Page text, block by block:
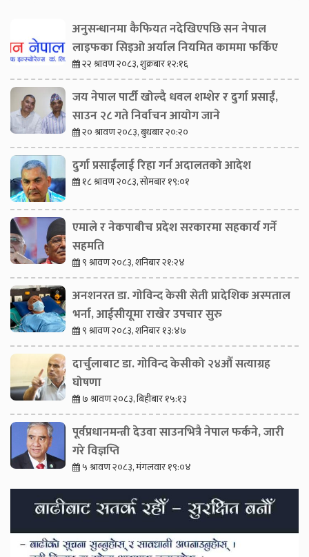
अनुसन्धानमा कैफियत नदेखिएपछि सन नेपाल
लाइफका सिइओ अर्याल नियमित काममा फर्किए
२२ श्रावण २०८३, शुक्रबार १२:१६
जय नेपाल पार्टी खोल्दै धवल शम्शेर र दुर्गा प्रसाईं,
साउन २८ गते निर्वाचन आयोग जाने
२० श्रावण २०८३, बुधबार २०:२०
दुर्गा प्रसाईंलाई रिहा गर्न अदालतको आदेश
१८ श्रावण २०८३, सोमबार १९:०१
एमाले र नेकपाबीच प्रदेश सरकारमा सहकार्य गर्ने
सहमति
९ श्रावण २०८३, शनिबार २१:२४
अनशनरत डा. गोविन्द केसी सेती प्रादेशिक अस्पताल
भर्ना, आईसीयूमा राखेर उपचार सुरु
९ श्रावण २०८३, शनिबार १३:४७
दार्चुलाबाट डा. गोविन्द केसीको २४औँ सत्याग्रह
घोषणा
७ श्रावण २०८३, बिहीबार १५:१३
पूर्वप्रधानमन्त्री देउवा साउनभित्रै नेपाल फर्कने, जारी
गरे विज्ञप्ति
५ श्रावण २०८३, मंगलवार १९:०४